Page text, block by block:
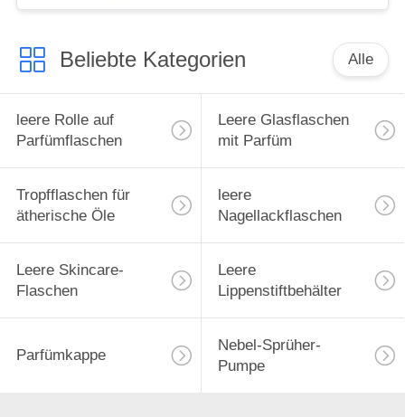
Beliebte Kategorien Alle
leere Rolle auf
Parfümflaschen
Leere Glasflaschen
mit Parfüm
Tropfflaschen für
ätherische Öle
leere
Nagellackflaschen
Leere Skincare-
Flaschen
Leere
Lippenstiftbehälter
Parfümkappe
Nebel-Sprüher-
Pumpe